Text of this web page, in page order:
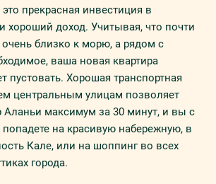
прекрасная инвестиция в
хороший доход. Учитывая, что почти
близко к морю, а рядом с
ваша новая квартира
пустовать. Хорошая транспортная
центральным улицам позволяет
Аланьи максимум за 30 минут, и вы с
на красивую набережную, в
Кале, или на шоппинг во всех
города.